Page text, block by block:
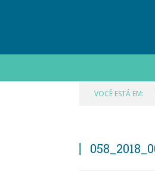
VOCÊ ESTÁ EM: